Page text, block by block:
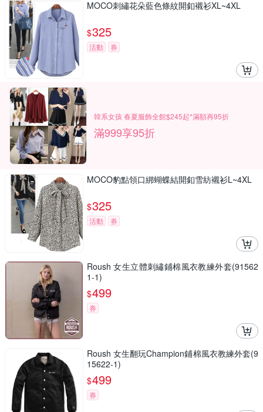
MOCO刺繡花朵藍色條紋開釦襯衫XL~4XL
$325
活動 券
韓系女孩 春夏服飾全館$245起*滿額再95折
滿999享95折
MOCO豹點領口綁蝴蝶結開釦雪紡襯衫L~4XL
$325
活動 券
Roush 女生立體刺繡鋪棉風衣教練外套(91562
1-1)
$499
券
Roush 女生翻玩Champion鋪棉風衣教練外套(9
15622-1)
$499
券